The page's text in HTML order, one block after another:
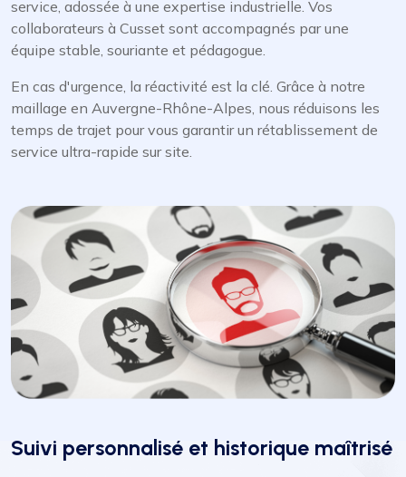
service, adossée à une expertise industrielle. Vos
collaborateurs à Cusset sont accompagnés par une
équipe stable, souriante et pédagogue.
En cas d'urgence, la réactivité est la clé. Grâce à notre
maillage en Auvergne-Rhône-Alpes, nous réduisons les
temps de trajet pour vous garantir un rétablissement de
service ultra-rapide sur site.
Suivi personnalisé et historique maîtrisé